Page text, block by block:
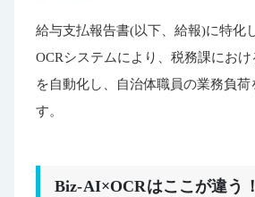
給与支払報告書(以下、給報)に特化
OCRシステムにより、税務課にお
を自動化し、自治体職員の業務負荷
す。
Biz-AI×OCRはここが違う！